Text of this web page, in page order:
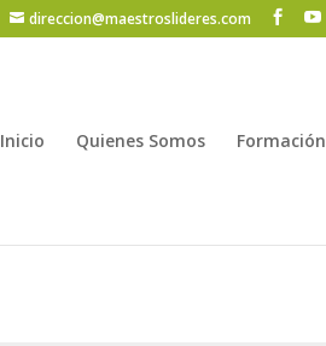
direccion@maestroslideres.com
Inicio Quienes Somos Formación